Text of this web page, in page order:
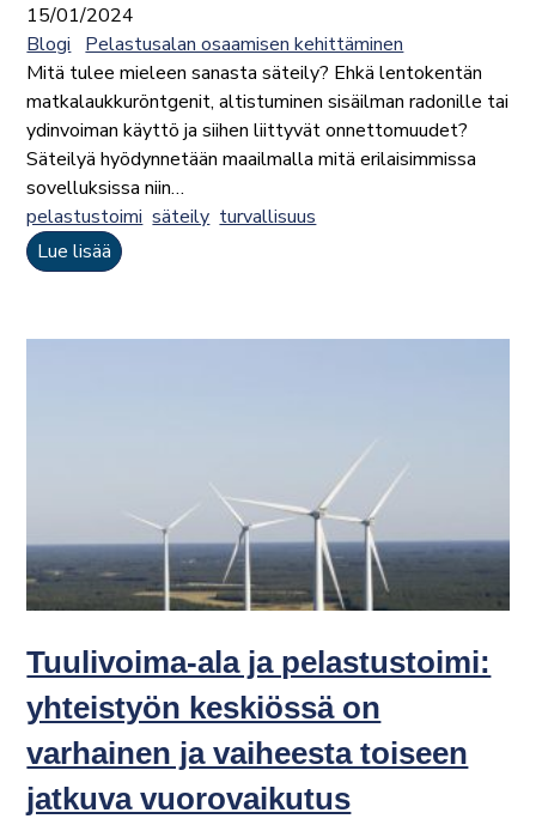
15/01/2024
Blogi Pelastusalan osaamisen kehittäminen
Mitä tulee mieleen sanasta säteily? Ehkä lentokentän
matkalaukkuröntgenit, altistuminen sisäilman radonille tai
ydinvoiman käyttö ja siihen liittyvät onnettomuudet?
Säteilyä hyödynnetään maailmalla mitä erilaisimmissa
sovelluksissa niin…
pelastustoimi säteily turvallisuus
Lue lisää
Tuulivoima-ala ja pelastustoimi:
yhteistyön keskiössä on
varhainen ja vaiheesta toiseen
jatkuva vuorovaikutus